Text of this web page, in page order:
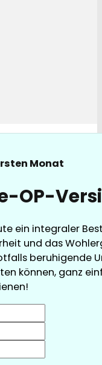
Monat
OP-
ein integraler
und das
beruhigende
können, ganz